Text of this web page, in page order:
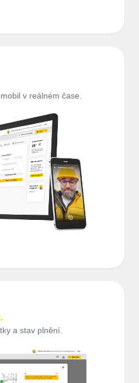
v reálném čase.
a stav plnění.